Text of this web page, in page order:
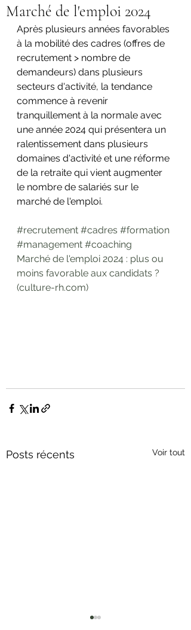
Marché de l'emploi 2024
Après plusieurs années favorables
à la mobilité des cadres (offres de
recrutement > nombre de
demandeurs) dans plusieurs
secteurs d'activité, la tendance
commence à revenir
tranquillement à la normale avec
une année 2024 qui présentera un
ralentissement dans plusieurs
domaines d'activité et une réforme
de la retraite qui vient augmenter
le nombre de salariés sur le
marché de l'emploi.
#recrutement #cadres #formation
#management #coaching
Marché de l'emploi 2024 : plus ou
moins favorable aux candidats ?
(culture-rh.com)
Posts récents Voir tout